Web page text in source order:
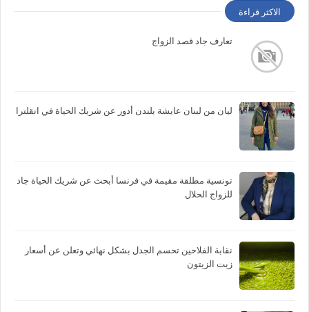
الاكثر قراءة
تعارف جاد قصد الزواج
ليان من لبنان عايشة بلندن أدور عن شريك الحياة في انقلترا
تونسية مطلقة مقيمة في فرنسا أبحث عن شريك الحياة جاد
للزواج الحلال
نقابة الفلاحين تحسم الجدل بشكل نهائي وتعلن عن أسعار
زيت الزيتون